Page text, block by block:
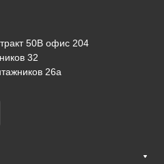
50В офис 204
32
26а